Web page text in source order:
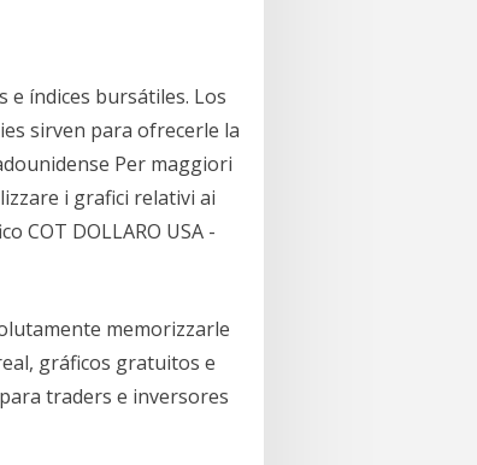
índices bursátiles. Los
sirven para ofrecerle la
Per maggiori
i grafici relativi ai
COT DOLLARO USA -
memorizzarle
gráficos gratuitos e
traders e inversores